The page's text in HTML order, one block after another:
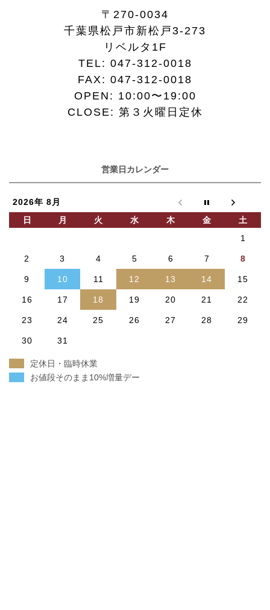
〒270-0034
千葉県松戸市新松戸3-273
リベルタ1F
TEL: 047-312-0018
FAX: 047-312-0018
OPEN: 10:00〜19:00
CLOSE: 第３火曜日定休
営業日カレンダー
2026年 8月
日
月 火 水 木 金
土
1
2 3 4 5 6 7 8
9 10 11 12 13 14 15
16 17 18 19 20 21 22
23 24 25 26 27 28 29
30 31
定休日・臨時休業
お値段そのまま10%増量デー